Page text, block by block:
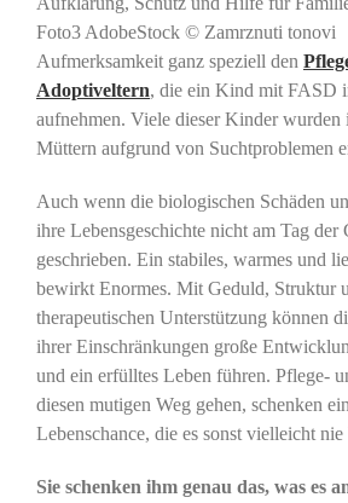
Aufmerksamkeit ganz speziell den
Adoptiveltern, die ein Kind mit FASD
aufnehmen. Viele dieser Kinder wurden
Müttern aufgrund von Suchtproblemen
Auch wenn die biologischen Schäden
ihre Lebensgeschichte nicht am Tag der
geschrieben. Ein stabiles, warmes und
bewirkt Enormes. Mit Geduld, Struktur
therapeutischen Unterstützung können
ihrer Einschränkungen große
und ein erfülltes Leben führen. Pflege-
diesen mutigen Weg gehen, schenken
Lebenschance, die es sonst vielleicht
Sie schenken ihm genau das, was es